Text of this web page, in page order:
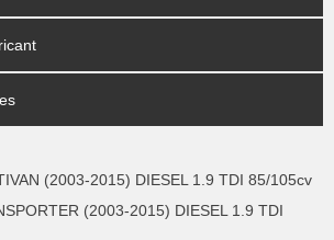
(2003-2015) DIESEL 1.9 TDI 85/105cv
(2003-2015) DIESEL 1.9 TDI